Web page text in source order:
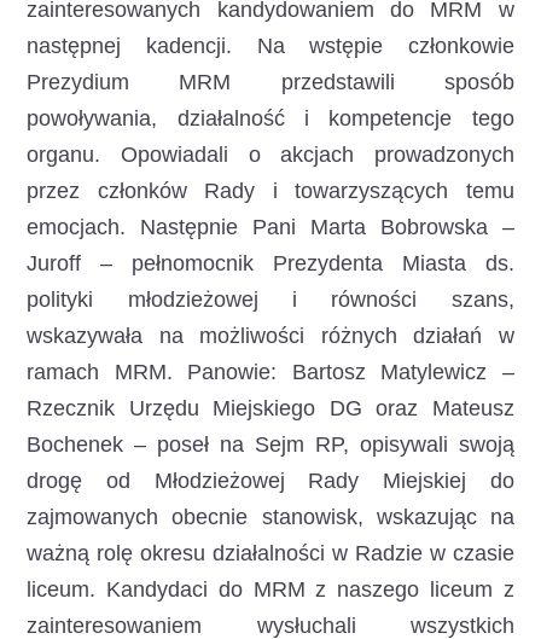
zainteresowanych kandydowaniem do MRM w
następnej kadencji. Na wstępie członkowie
Prezydium MRM przedstawili sposób
powoływania, działalność i kompetencje tego
organu. Opowiadali o akcjach prowadzonych
przez członków Rady i towarzyszących temu
emocjach. Następnie Pani Marta Bobrowska –
Juroff – pełnomocnik Prezydenta Miasta ds.
polityki młodzieżowej i równości szans,
wskazywała na możliwości różnych działań w
ramach MRM. Panowie: Bartosz Matylewicz –
Rzecznik Urzędu Miejskiego DG oraz Mateusz
Bochenek – poseł na Sejm RP, opisywali swoją
drogę od Młodzieżowej Rady Miejskiej do
zajmowanych obecnie stanowisk, wskazując na
ważną rolę okresu działalności w Radzie w czasie
liceum. Kandydaci do MRM z naszego liceum z
zainteresowaniem wysłuchali wszystkich